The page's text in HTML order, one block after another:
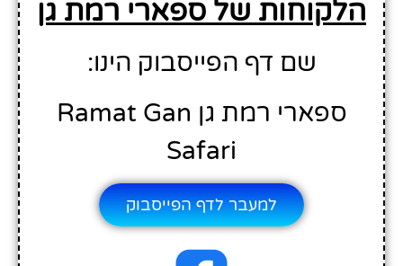
הלקוחות של ספארי רמת גן
שם דף הפייסבוק הינו:
ספארי רמת גן Ramat Gan
Safari
למעבר לדף הפייסבוק